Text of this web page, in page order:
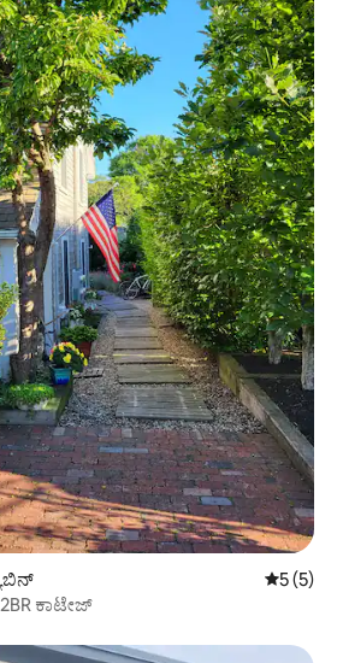
5 ರಲ್ಲಿ 5
5 (5)
ಕಾಟೇಜ್